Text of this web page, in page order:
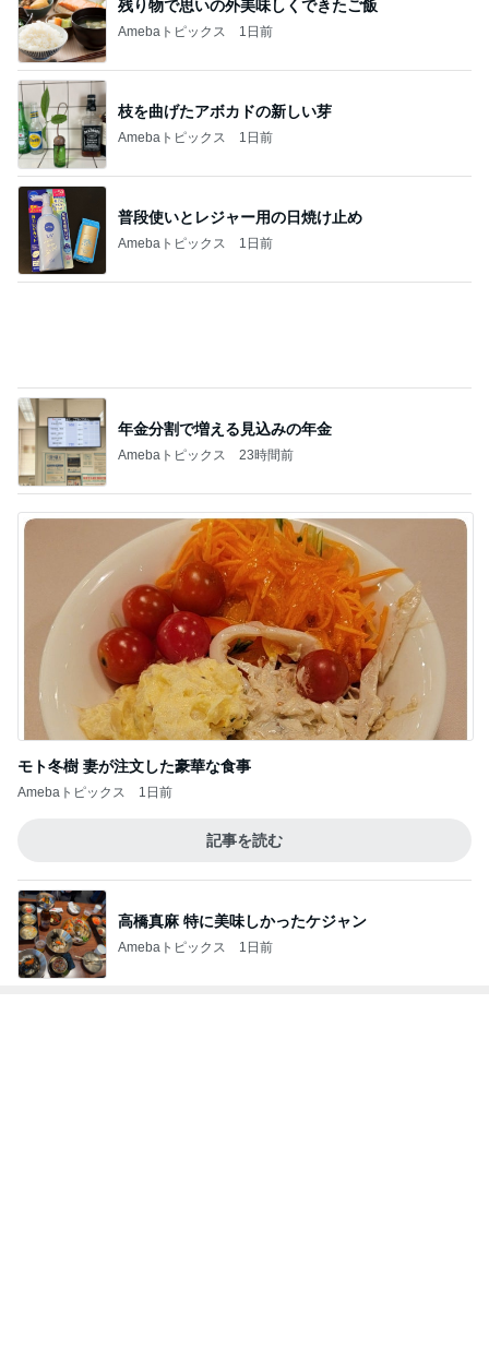
残り物で思いの外美味しくできたご飯
Amebaトピックス 1日前
枝を曲げたアボカドの新しい芽
Amebaトピックス 1日前
普段使いとレジャー用の日焼け止め
Amebaトピックス 1日前
年金分割で増える見込みの年金
Amebaトピックス 23時間前
モト冬樹 妻が注文した豪華な食事
Amebaトピックス 1日前
記事を読む
高橋真麻 特に美味しかったケジャン
Amebaトピックス 1日前